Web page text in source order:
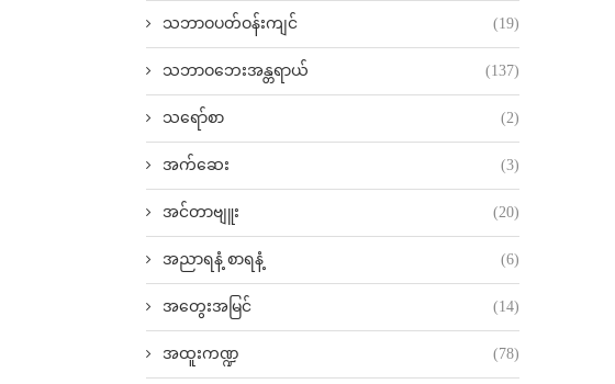
သဘာဝပတ်ဝန်းကျင် (19)
သဘာဝဘေးအန္တရာယ် (137)
သရော်စာ (2)
အက်ဆေး (3)
အင်တာဗျူး (20)
အညာရနံ့ စာရနံ့ (6)
အတွေးအမြင် (14)
အထူးကဏ္ဍ (78)